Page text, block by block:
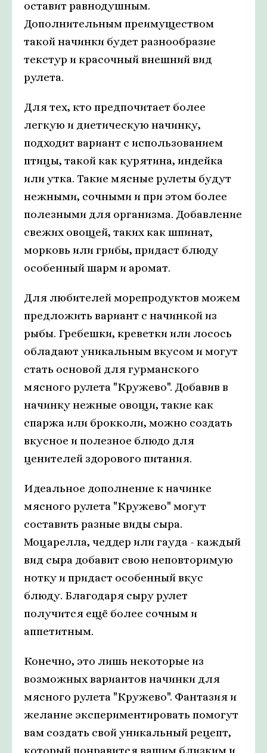
оставит равнодушным.
Дополнительным преимуществом
такой начинки будет разнообразие
текстур и красочный внешний вид
рулета.
Для тех, кто предпочитает более
легкую и диетическую начинку,
подходит вариант с использованием
птицы, такой как курятина, индейка
или утка. Такие мясные рулеты будут
нежными, сочными и при этом более
полезными для организма. Добавление
свежих овощей, таких как шпинат,
морковь или грибы, придаст блюду
особенный шарм и аромат.
Для любителей морепродуктов можем
предложить вариант с начинкой из
рыбы. Гребешки, креветки или лосось
обладают уникальным вкусом и могут
стать основой для гурманского
мясного рулета "Кружево". Добавив в
начинку нежные овощи, такие как
спаржа или брокколи, можно создать
вкусное и полезное блюдо для
ценителей здорового питания.
Идеальное дополнение к начинке
мясного рулета "Кружево" могут
составить разные виды сыра.
Моцарелла, чеддер или гауда - каждый
вид сыра добавит свою неповторимую
нотку и придаст особенный вкус
блюду. Благодаря сыру рулет
получится ещё более сочным и
аппетитным.
Конечно, это лишь некоторые из
возможных вариантов начинки для
мясного рулета "Кружево". Фантазия и
желание экспериментировать помогут
вам создать свой уникальный рецепт,